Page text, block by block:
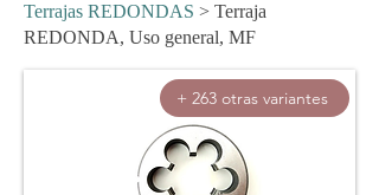
Terrajas REDONDAS > Terraja
REDONDA, Uso general, MF
+ 263 otras variantes